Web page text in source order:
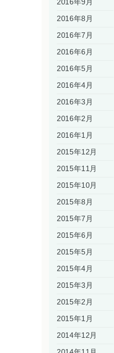
2016年9月
2016年8月
2016年7月
2016年6月
2016年5月
2016年4月
2016年3月
2016年2月
2016年1月
2015年12月
2015年11月
2015年10月
2015年8月
2015年7月
2015年6月
2015年5月
2015年4月
2015年3月
2015年2月
2015年1月
2014年12月